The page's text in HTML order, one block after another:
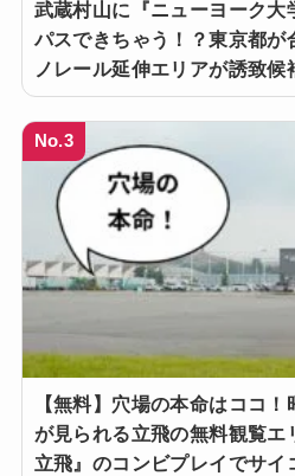
武蔵村山に『ニューヨーク
パスできちゃう！？東京都が
ノレール延伸エリアが誘致候
No.3
【無料】穴場の本命はココ
が見られる立飛の無料観覧エ
立飛』のコンビプレイでサイ